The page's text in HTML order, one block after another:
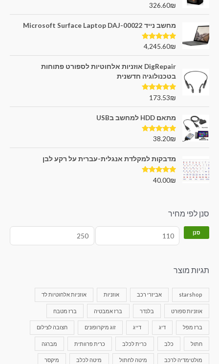
דורג 5.00
326.60₪
מחשב נייד Microsoft Surface Laptop DAJ-00022
דורג5.00
4,245.60₪
DigRepair אוזניות אלחוטיות לספורט פתוחות
בטכנולוגיה חדשנית
דורג 5.00
173.53₪
מתאם HDD למחשב בUSB
דורג 5.00
38.20₪
מדבקות למקלדת אנגלית-עברית על רקע לבן
דורג5.00
40.00₪
סנן לפי מחיר
סנן
תגיות מוצר
starshop אביזרי רכב אוזניות אוזניות אלחוטיות לד
אוזניות ספורט בלנדר ברז אמבטיה ברז מטבח
ברז מפל דיג דייג זוג מיקרופונים חצובה לצילום
חתול כלב כרית לכלב כרית פרוותית מברגה
מולטימדיה לרכב מיטה לחתול מיטה לכלב מיקסר